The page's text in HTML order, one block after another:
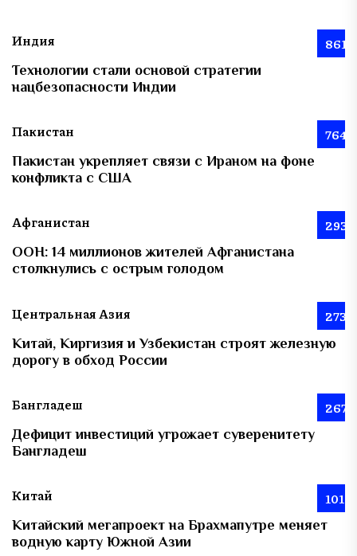
Индия 861
Технологии стали основой стратегии
нацбезопасности Индии
Пакистан 764
Пакистан укрепляет связи с Ираном на фоне
конфликта с США
Афганистан 293
ООН: 14 миллионов жителей Афганистана
столкнулись с острым голодом
Центральная Азия 273
Китай, Киргизия и Узбекистан строят железную
дорогу в обход России
Бангладеш 267
Дефицит инвестиций угрожает суверенитету
Бангладеш
Китай 101
Китайский мегапроект на Брахмапутре меняет
водную карту Южной Азии